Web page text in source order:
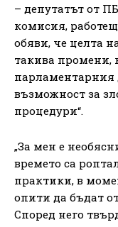
– депутатът от
комисия,
обяви, че целта
такива промени,
парламентарния
възможност за
процедури“.
„За мен е
времето са
практики, в
опити да бъдат
Според него